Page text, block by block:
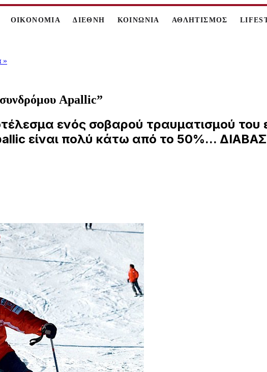
ΟΙΚΟΝΟΜΙΑ ΔΙΕΘΝΗ ΚΟΙΝΩΝΙΑ ΑΘΛΗΤΙΣΜΟΣ
»
Apallic”
ενός σοβαρού τραυματισμού
είναι πολύ κάτω από το 50%...